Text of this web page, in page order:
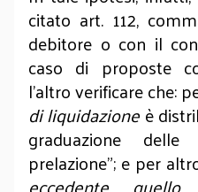
citato art. 112,
debitore o con il
caso di proposte
l’altro verificare che:
di liquidazioneè
graduazione
prelazione”; e per